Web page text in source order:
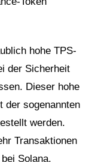
hohe TPS-
der Sicherheit
Dieser hohe
der sogenannten
werden.
Transaktionen
Solana.